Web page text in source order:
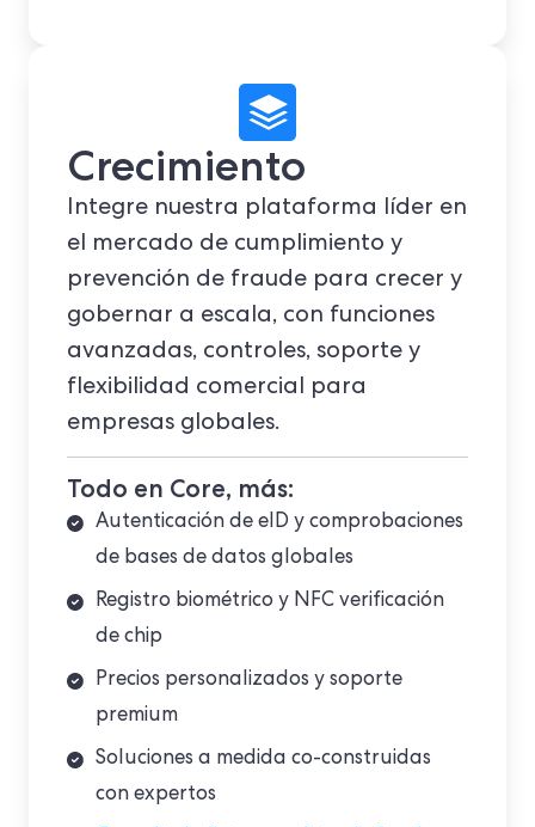
Crecimiento
Integre nuestra plataforma líder en
el mercado de cumplimiento y
prevención de fraude para crecer y
gobernar a escala, con funciones
avanzadas, controles, soporte y
flexibilidad comercial para
empresas globales.
Todo en Core, más:
Autenticación de eID y comprobaciones
de bases de datos globales
Registro biométrico y NFC verificación
de chip
Precios personalizados y soporte
premium
Soluciones a medida co-construidas
con expertos